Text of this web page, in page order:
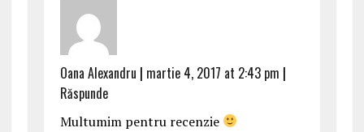
Oana Alexandru | martie 4, 2017 at 2:43 pm |
Răspunde
Multumim pentru recenzie